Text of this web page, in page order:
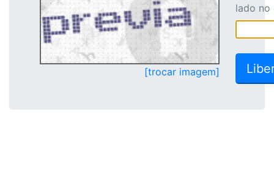
[trocar imagem]
lado no